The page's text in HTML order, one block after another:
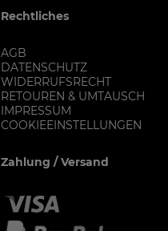
Rechtliches
AGB
DATENSCHUTZ
WIDERRUFSRECHT
RETOUREN & UMTAUSCH
IMPRESSUM
COOKIEEINSTELLUNGEN
Zahlung / Versand